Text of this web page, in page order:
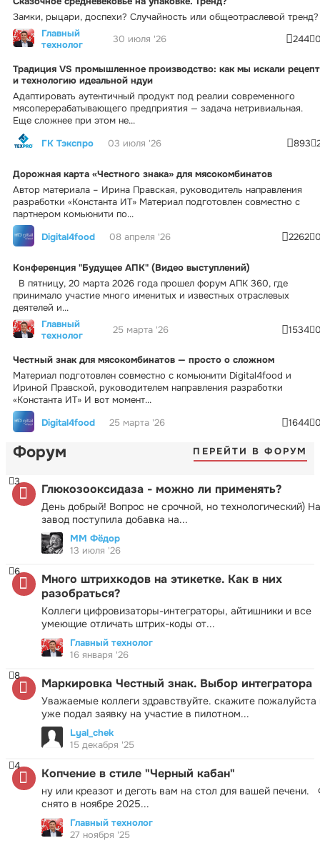
Замки, рыцари, доспехи? Случайность или общеотраслевой тренд?
Главный
технолог
30 июля '26 244
Традиция VS промышленное производство: как мы искали рецепт
и технологию идеальной ндуи
Адаптировать аутентичный продукт под реалии современного
мясоперерабатывающего предприятия — задача нетривиальная.
Еще сложнее при этом не...
ГК Тэкспро
03 июля '26 893
Дорожная карта «Честного знака» для мясокомбинатов
Автор материала – Ирина Правская, руководитель направления
разработки «Константа ИТ» Материал подготовлен совместно с
партнером комьюнити по...
Digital4food
08 апреля '26 2262
Конференция "Будущее АПК" (Видео выступлений)
В пятницу, 20 марта 2026 года прошел форум АПК 360, где
принимало участие много именитых и известных отраслевых
деятелей и...
Главный
технолог
25 марта '26 1534
Честный знак для мясокомбинатов — просто о сложном
Материал подготовлен совместно с комьюнити Digital4food и
Ириной Правской, руководителем направления разработки
«Константа ИТ» И вот момент...
Digital4food
25 марта '26 1644
Форум ПЕРЕЙТИ В ФОРУМ
Глюкозооксидаза - можно ли применять?
День добрый! Вопрос не срочной, но технологический) На
завод поступила добавка на...
3
ММ Фёдор
13 июля '26
Много штрихкодов на этикетке. Как в них
разобраться?
Коллеги цифровизаторы-интеграторы, айтишники и все
умеющие отличать штрих-коды от...
6
Главный технолог
16 января '26
Маркировка Честный знак. Выбор интегратора
Уважаемые коллеги здравствуйте. скажите пожалуйста
уже подал заявку на участие в пилотном...
8
Lyal_chek
15 декабря '25
Копчение в стиле "Черный кабан"
ну или креазот и деготь вам на стол для вашей печени.
снято в ноябре 2025...
4
Главный технолог
27 ноября '25